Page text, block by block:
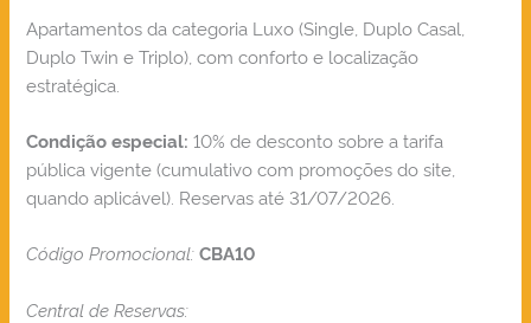
Apartamentos da categoria Luxo (Single, Duplo Casal,
Duplo Twin e Triplo), com conforto e localização
estratégica.
Condição especial: 10% de desconto sobre a tarifa
pública vigente (cumulativo com promoções do site,
quando aplicável). Reservas até 31/07/2026.
Código Promocional: CBA10
Central de Reservas: